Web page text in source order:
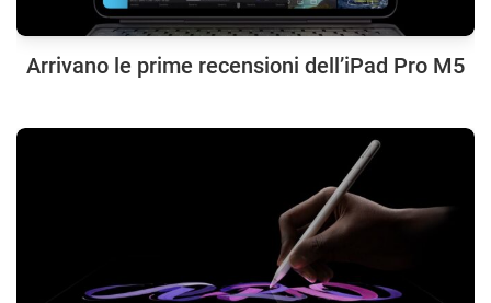
Arrivano le prime recensioni dell’iPad Pro M5